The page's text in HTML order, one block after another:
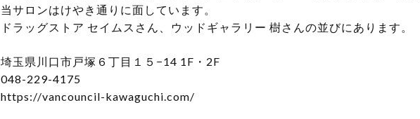
当サロンはけやき通りに面しています。
ドラッグストア セイムスさん、ウッドギャラリー 樹さんの並びにあります。
埼玉県川口市戸塚６丁目１５−14 1F・2F
048-229-4175
https://vancouncil-kawaguchi.com/